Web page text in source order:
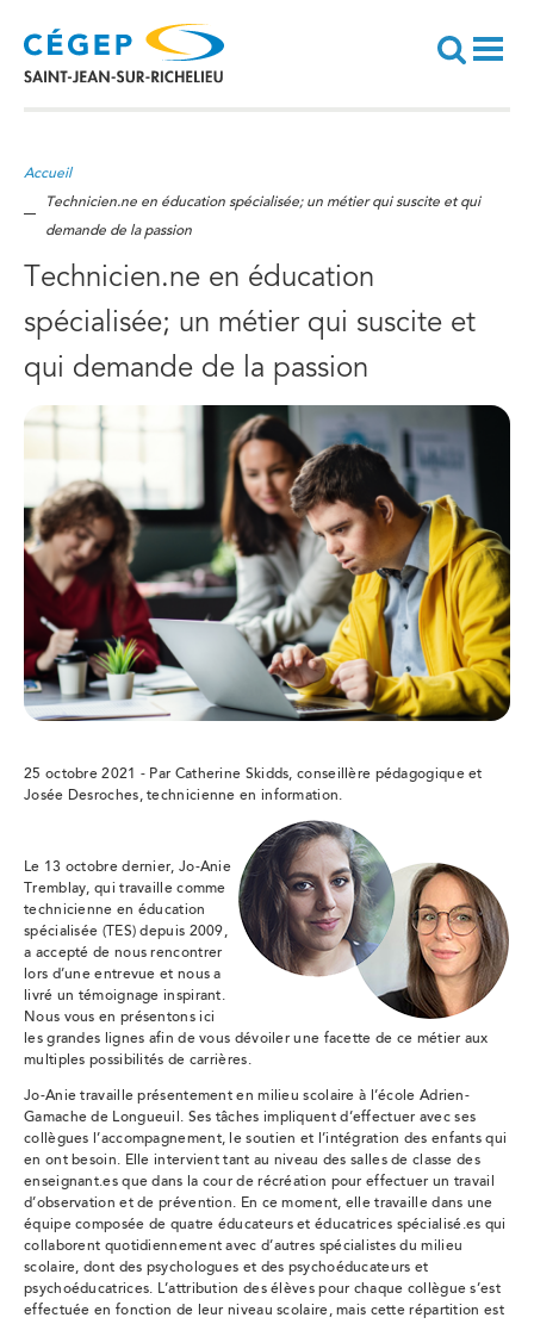
contenu
principal
Recherche
Accueil
Technicien.ne en éducation spécialisée; un métier qui suscite et qui
demande de la passion
Technicien.ne en éducation
spécialisée; un métier qui suscite et
qui demande de la passion
25 octobre 2021 - Par Catherine Skidds, conseillère pédagogique et
Josée Desroches, technicienne en information.
Le 13 octobre dernier, Jo-Anie
Tremblay, qui travaille comme
technicienne en éducation
spécialisée (TES) depuis 2009,
a accepté de nous rencontrer
lors d’une entrevue et nous a
livré un témoignage inspirant.
Nous vous en présentons ici
les grandes lignes afin de vous dévoiler une facette de ce métier aux
multiples possibilités de carrières.
Jo-Anie travaille présentement en milieu scolaire à l’école Adrien-
Gamache de Longueuil. Ses tâches impliquent d’effectuer avec ses
collègues l’accompagnement, le soutien et l’intégration des enfants qui
en ont besoin. Elle intervient tant au niveau des salles de classe des
enseignant.es que dans la cour de récréation pour effectuer un travail
d’observation et de prévention. En ce moment, elle travaille dans une
équipe composée de quatre éducateurs et éducatrices spécialisé.es qui
collaborent quotidiennement avec d’autres spécialistes du milieu
scolaire, dont des psychologues et des psychoéducateurs et
psychoéducatrices. L’attribution des élèves pour chaque collègue s’est
effectuée en fonction de leur niveau scolaire, mais cette répartition est